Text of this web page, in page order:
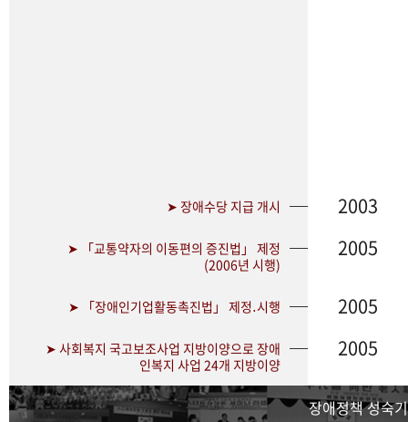
➤ 장애수당 지급 개시 2003
➤ 「교통약자의 이동편의 증진법」 제정
(2006년 시행)
2005
➤ 「장애인기업활동촉진법」 제정․시행 2005
➤ 사회복지 국고보조사업 지방이양으로 장애
인복지 사업 24개 지방이양
2005
장애정책 성숙기